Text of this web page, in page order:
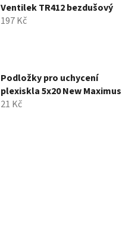
Ventilek TR412 bezdušový
197 Kč
Podložky pro uchycení
plexiskla 5x20 New Maximus
21 Kč